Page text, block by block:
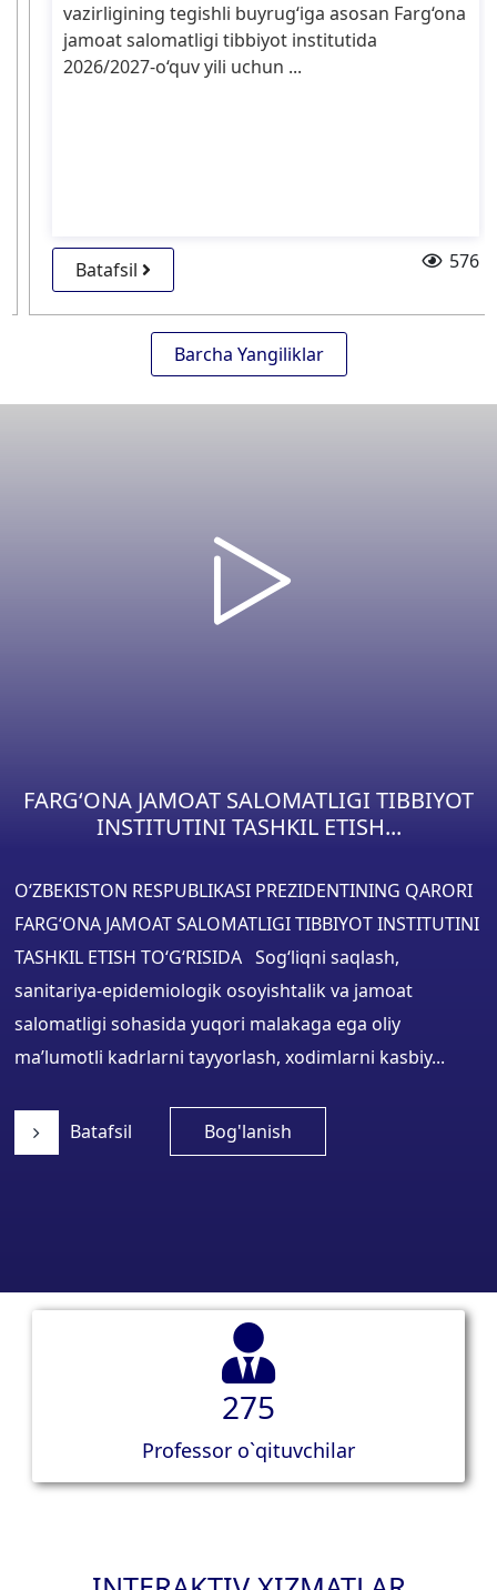
vazirligining tegishli buyrug‘iga asosan Farg‘ona
jamoat salomatligi tibbiyot institutida
2026/2027-o‘quv yili uchun ...
Batafsil 576
Barcha Yangiliklar
FARG‘ONA JAMOAT SALOMATLIGI TIBBIYOT
INSTITUTINI TASHKIL ETISH...
O‘ZBEKISTON RESPUBLIKASI PREZIDENTINING QARORI
FARG‘ONA JAMOAT SALOMATLIGI TIBBIYOT INSTITUTINI
TASHKIL ETISH TO‘G‘RISIDA Sog‘liqni saqlash,
sanitariya-epidemiologik osoyishtalik va jamoat
salomatligi sohasida yuqori malakaga ega oliy
ma’lumotli kadrlarni tayyorlash, xodimlarni kasbiy...
Batafsil Bog'lanish
275
Professor o`qituvchilar